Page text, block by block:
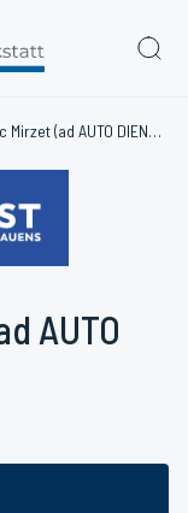
KFZ Omerovic Mirzet (ad AUTO DIENST)
AUTO